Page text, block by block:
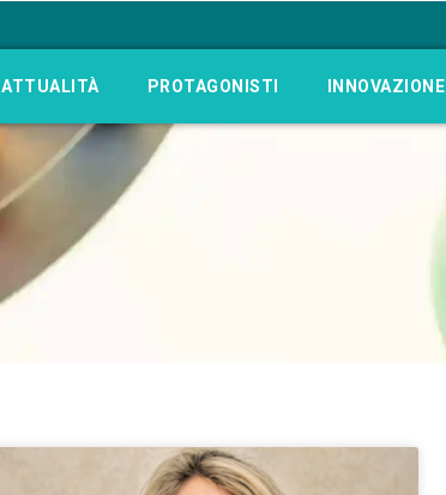
ATTUALITÀ PROTAGONISTI INNOVAZIONE